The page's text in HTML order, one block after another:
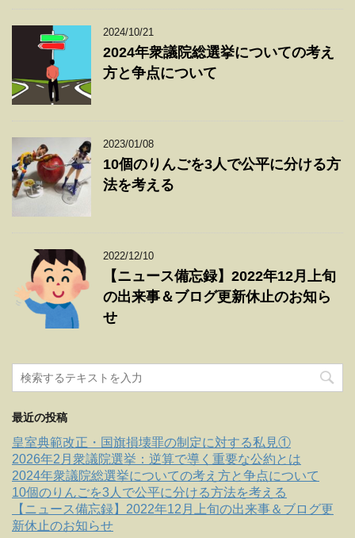
2024/10/21
2024年衆議院総選挙についての考え
方と争点について
2023/01/08
10個のりんごを3人で公平に分ける方
法を考える
2022/12/10
【ニュース備忘録】2022年12月上旬
の出来事＆ブログ更新休止のお知ら
せ
最近の投稿
皇室典範改正・国旗損壊罪の制定に対する私見①
2026年2月衆議院選挙：逆算で導く重要な公約とは
2024年衆議院総選挙についての考え方と争点について
10個のりんごを3人で公平に分ける方法を考える
【ニュース備忘録】2022年12月上旬の出来事＆ブログ更
新休止のお知らせ